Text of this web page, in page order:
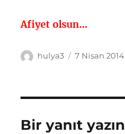
Afiyet olsun…
Yazar
hulya3
Yayın
7 Nisan 2014
Bir yanıt yazın